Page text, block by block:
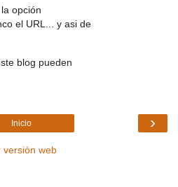
opción
el URL... y asi de
blog pueden
›
Inicio
versión web